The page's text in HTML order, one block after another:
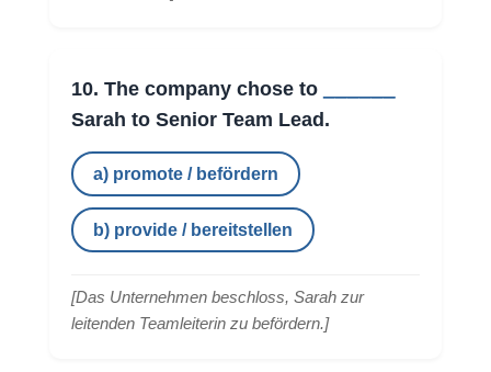
10. The company chose to
Sarah to Senior Team Lead.
a) promote / befördern
b) provide / bereitstellen
[Das Unternehmen beschloss, Sarah zur
leitenden Teamleiterin zu befördern.]